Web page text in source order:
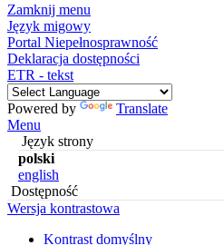
Zamknij menu
Język migowy
Portal Niepełnosprawność
Deklaracja dostępności
ETR - tekst
Powered by
Translate
Menu
Język strony
polski
english
Dostępność
Wersja kontrastowa
Kontrast domyślny